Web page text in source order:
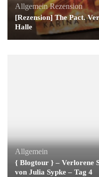
Allgemein Rezension
[Rezension] The Pact.
Halle
Allgemein
{ Blogtour } – Verlorene
von Julia Sypke – Tag 4